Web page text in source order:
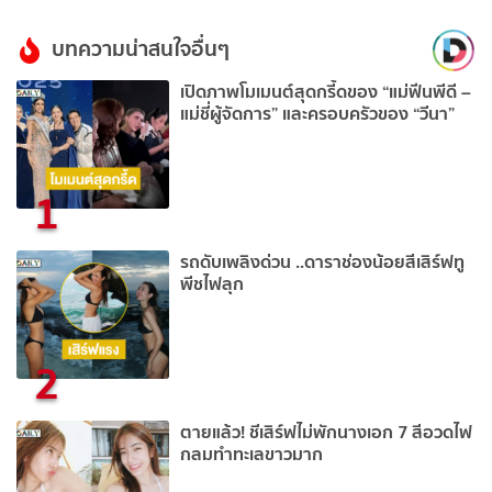
บทความน่าสนใจอื่นๆ
1
เปิดภาพโมเมนต์สุดกรี้ดของ “แม่ฟีนพีดี –
แม่ชี่ผู้จัดการ” และครอบครัวของ “วีนา”
2
รถดับเพลิงด่วน ..ดาราช่องน้อยสีเสิร์ฟทู
พีชไฟลุก
ตายแล้ว! ชีเสิร์ฟไม่พักนางเอก 7 สีอวดไฟ
กลมทำทะเลขาวมาก